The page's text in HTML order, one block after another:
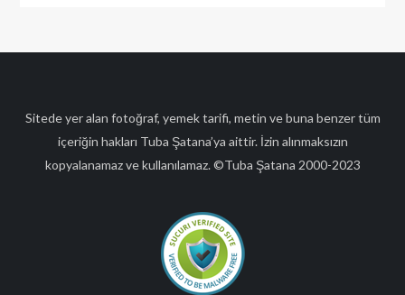
Sitede yer alan fotoğraf, yemek tarifi, metin ve buna benzer tüm
içeriğin hakları Tuba Şatana’ya aittir. İzin alınmaksızın
kopyalanamaz ve kullanılamaz. ©Tuba Şatana 2000-2023